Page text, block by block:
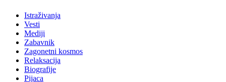
Istraživanja
Vesti
Mediji
Zabavnik
Zagonetni kosmos
Relaksacija
Biografije
Pijaca